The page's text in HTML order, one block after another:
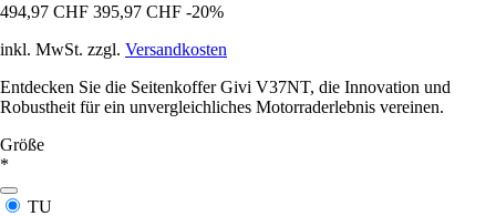
494,97 CHF 395,97 CHF -20%
inkl. MwSt. zzgl. Versandkosten
Entdecken Sie die Seitenkoffer Givi V37NT, die Innovation und
Robustheit für ein unvergleichliches Motorraderlebnis vereinen.
Größe
*
TU